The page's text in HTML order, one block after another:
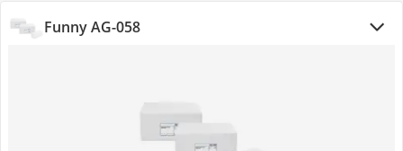
Funny AG-058